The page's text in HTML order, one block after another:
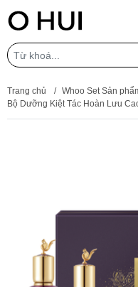
Trang chủ / Whoo Set Sản
Bộ Dưỡng Kiệt Tác Hoàn Lưu